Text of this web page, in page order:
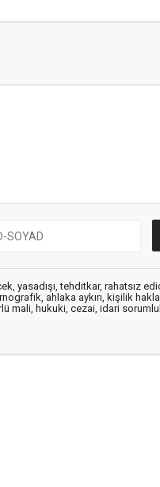
yasadışı, tehditkar, rahatsız
ahlaka aykırı, kişilik
mali, hukuki, cezai, idari